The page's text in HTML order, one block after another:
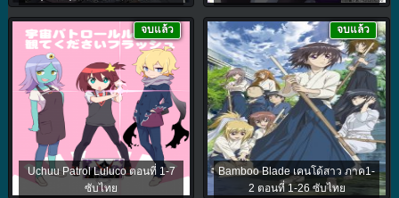
Uchuu Patrol Luluco ตอนที่ 1-7
ซับไทย
จบแล้ว
Bamboo Blade เคนโด้สาว ภาค1-
2 ตอนที่ 1-26 ซับไทย
จบแล้ว